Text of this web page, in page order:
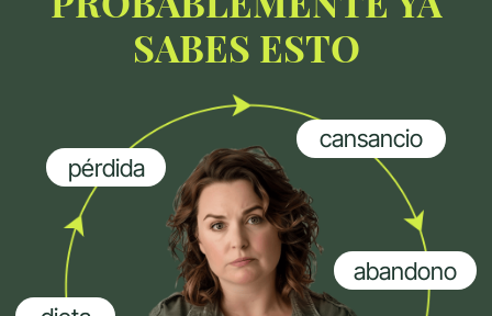
Porque no tienen en cuenta
cómo funciona tu cuerpo
FUNCIONAN?
la energía baja
vuelves a empezar
SÚPER CUERPO